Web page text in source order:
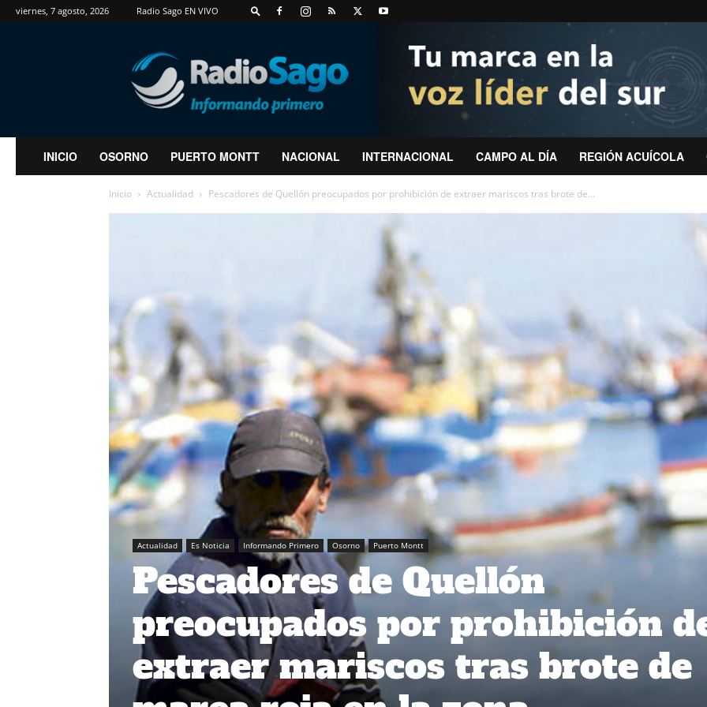
viernes, 7 agosto, 2026 Radio Sago EN VIVO
RadioSago
INICIO OSORNO PUERTO MONTT NACIONAL INTERNACIONAL CAMPO AL DÍA REGIÓN ACUÍCOLA
Inicio Actualidad Pescadores de Quellón preocupados por prohibición de extraer mariscos tras brote de...
Actualidad Es Noticia Informando Primero Osorno Puerto Montt
Pescadores de Quellón
preocupados por prohibición
extraer mariscos tras brote de